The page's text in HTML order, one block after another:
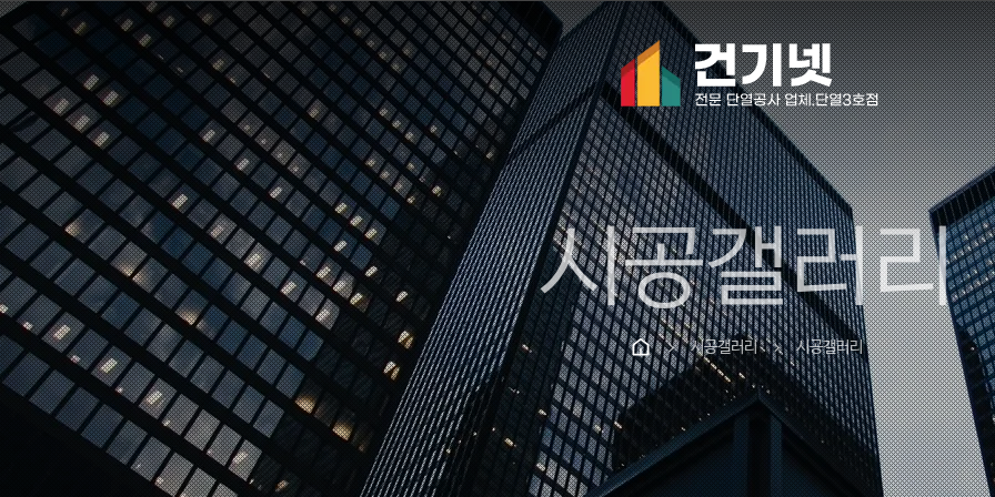
시공갤러리
chevron_right 시공갤러리 chevron_right 시공갤러리